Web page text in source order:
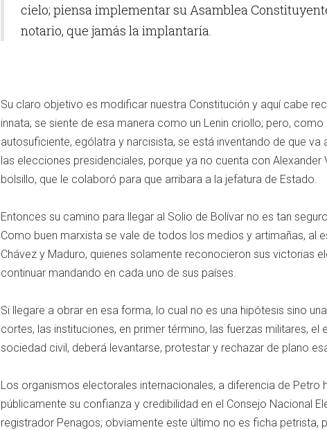
cielo; piensa implementar su Asamblea
notario, que jamás la implantaría.
Su claro objetivo es modificar nuestra Constitución y aquí cabe
innata, se siente de esa manera como un Lenin criollo; pero, como
autosuficiente, ególatra y narcisista, se está inventando de que va
las elecciones presidenciales, porque ya no cuenta con Alexander
bolsillo, que le colaboró para que arribara a la jefatura de Estado.
Entonces su camino para llegar al Solio de Bolívar no es tan
Como buen marxista se vale de todos los medios y artimañas, al
Chávez y Maduro, quienes solamente reconocieron sus victorias
continuar mandando en cada uno de sus países.
Si llegare a obrar en esa forma, lo cual no es una hipótesis sino
cortes, las instituciones, en primer término, las fuerzas militares, el
sociedad civil, deberá levantarse, protestar y rechazar de plano
Los organismos electorales internacionales, a diferencia de Petro
públicamente su confianza y credibilidad en el Consejo Nacional
registrador Penagos; obviamente este último no es ficha petrista,